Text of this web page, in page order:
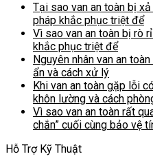
Tại sao van an toàn bị
pháp khắc phục triệt để
Vì sao van an toàn bị rò
khắc phục triệt để
Nguyên nhân van an
ẩn và cách xử lý
Khi van an toàn gặp lỗi
khôn lường và cách
Vì sao van an toàn rất
chắn” cuối cùng bảo vệ
Hỗ Trợ Kỹ Thuật